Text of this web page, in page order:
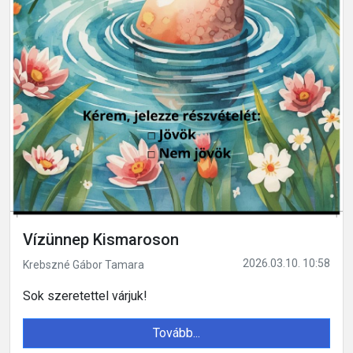
Vízünnep Kismaroson
Krebszné Gábor Tamara 2026.03.10. 10:58
Sok szeretettel várjuk!
Tovább...